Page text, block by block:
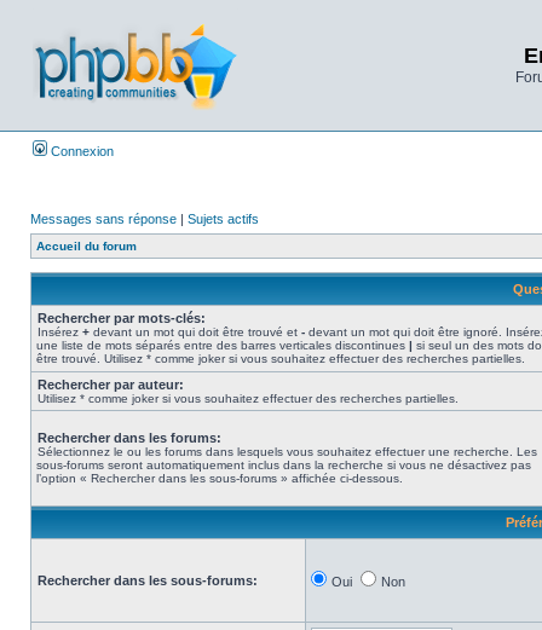
Connexion
Messages sans réponse | Sujets actifs
Accueil du forum
Rechercher par mots-clés:
Insérez + devant un mot qui doit être trouvé et - devant un mot qui doit être ignoré.
une liste de mots séparés entre des barres verticales discontinues | si seul un des mots
être trouvé. Utilisez * comme joker si vous souhaitez effectuer des recherches partielles.
Rechercher par auteur:
Utilisez * comme joker si vous souhaitez effectuer des recherches partielles.
Rechercher dans les forums:
Sélectionnez le ou les forums dans lesquels vous souhaitez effectuer une recherche. Les
sous-forums seront automatiquement inclus dans la recherche si vous ne désactivez pas
l’option « Rechercher dans les sous-forums » affichée ci-dessous.
Rechercher dans les sous-forums: Oui Non